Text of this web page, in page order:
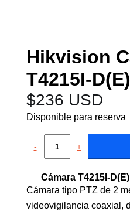
Hikvision
T4215I-D(E)
$236 USD
Disponible para reserva
- +
Cámara T4215I-
Cámara tipo PTZ de 2
videovigilancia coaxial,